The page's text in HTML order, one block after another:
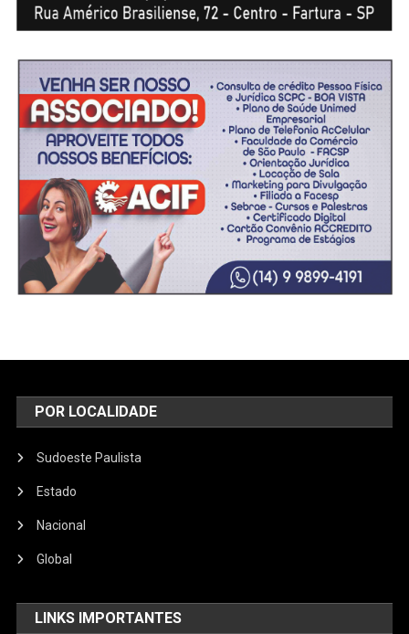
POR LOCALIDADE
Sudoeste Paulista
Estado
Nacional
Global
LINKS IMPORTANTES